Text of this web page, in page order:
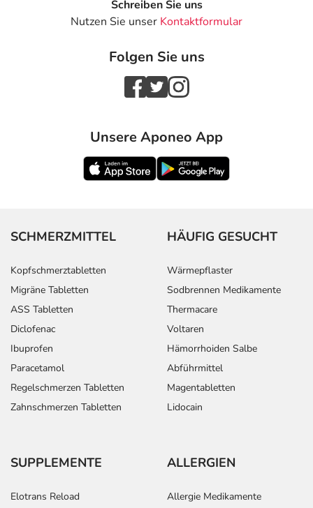
Schreiben Sie uns
Nutzen Sie unser Kontaktformular
Folgen Sie uns
Unsere Aponeo App
SCHMERZMITTEL
Kopfschmerztabletten
Migräne Tabletten
ASS Tabletten
Diclofenac
Ibuprofen
Paracetamol
Regelschmerzen Tabletten
Zahnschmerzen Tabletten
HÄUFIG GESUCHT
Wärmepflaster
Sodbrennen Medikamente
Thermacare
Voltaren
Hämorrhoiden Salbe
Abführmittel
Magentabletten
Lidocain
SUPPLEMENTE
Elotrans Reload
ALLERGIEN
Allergie Medikamente